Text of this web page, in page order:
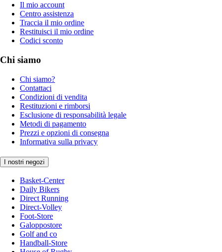
Il mio account
Centro assistenza
Traccia il mio ordine
Restituisci il mio ordine
Codici sconto
Chi siamo
Chi siamo?
Contattaci
Condizioni di vendita
Restituzioni e rimborsi
Esclusione di responsabilità legale
Metodi di pagamento
Prezzi e opzioni di consegna
Informativa sulla privacy
I nostri negozi
Basket-Center
Daily Bikers
Direct Running
Direct-Volley
Foot-Store
Galoppostore
Golf and co
Handball-Store